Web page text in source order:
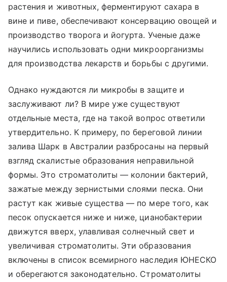
растения и животных, ферментируют сахара в
вине и пиве, обеспечивают консервацию овощей и
производство творога и йогурта. Ученые даже
научились использовать одни микроорганизмы
для производства лекарств и борьбы с другими.
Однако нуждаются ли микробы в защите и
заслуживают ли? В мире уже существуют
отдельные места, где на такой вопрос ответили
утвердительно. К примеру, по береговой линии
залива Шарк в Австралии разбросаны на первый
взгляд скалистые образования неправильной
формы. Это строматолиты — колонии бактерий,
зажатые между зернистыми слоями песка. Они
растут как живые существа — по мере того, как
песок опускается ниже и ниже, цианобактерии
движутся вверх, улавливая солнечный свет и
увеличивая строматолиты. Эти образования
включены в список всемирного наследия ЮНЕСКО
и оберегаются законодательно. Строматолиты